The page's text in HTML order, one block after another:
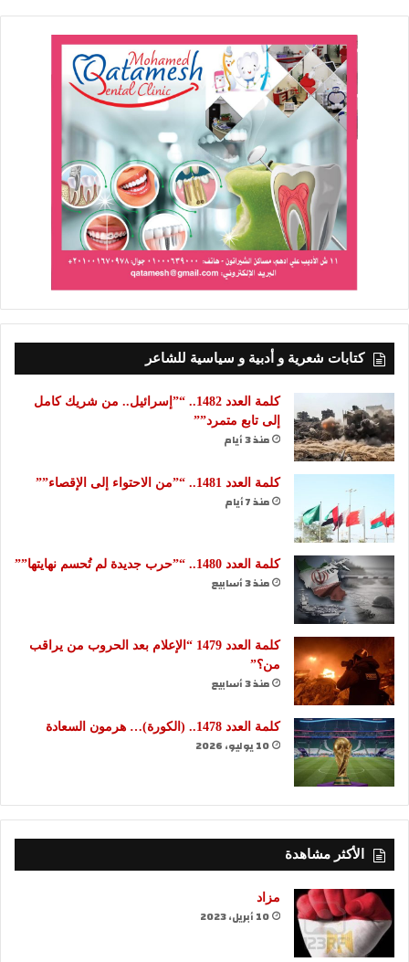
كتابات شعرية و أدبية و سياسية للشاعر
كلمة العدد 1482.. “”إسرائيل.. من شريك كامل
إلى تابع متمرد””
منذ 3 أيام
كلمة العدد 1481.. “”من الاحتواء إلى الإقصاء””
منذ 7 أيام
كلمة العدد 1480.. “”حرب جديدة لم تُحسم نهايتها””
منذ 3 أسابيع
كلمة العدد 1479 “الإعلام بعد الحروب من يراقب
من؟”
منذ 3 أسابيع
كلمة العدد 1478.. (الكورة)… هرمون السعادة
10 يوليو، 2026
الأكثر مشاهدة
مزاد
10 أبريل، 2023